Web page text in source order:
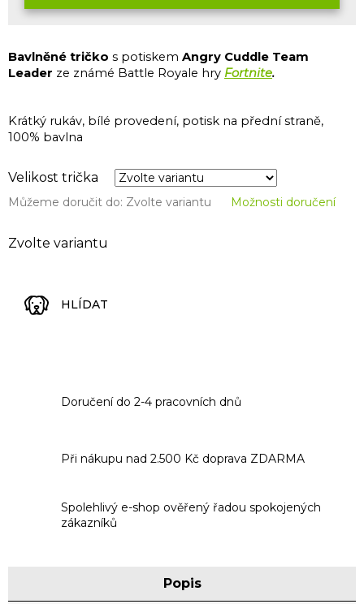
Zvolte variantu
Velikost trička
Můžeme doručit do: Zvolte variantu Možnosti doručení
Bavlněné tričko s potiskem Angry Cuddle Team
Leader ze známé Battle Royale hry Fortnite.
Krátký rukáv, bílé provedení, potisk na přední straně,
100% bavlna
HLÍDAT
Doručení do 2-4 pracovních dnů
Při nákupu nad 2.500 Kč doprava ZDARMA
Spolehlivý e-shop ověřený řadou spokojených
zákazníků
Popis